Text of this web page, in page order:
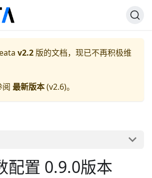
v2.2 版的文档，现已不再积极维
阅 最新版本(v2.6)。
配置 0.9.0版本